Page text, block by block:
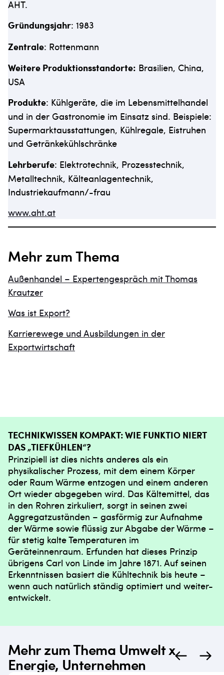
AHT.
Gründungsjahr: 1983
Zentrale: Rottenmann
Weitere Produktionsstandorte: Brasilien, China,
USA
Produkte: Kühlgeräte, die im Lebensmittelhandel
und in der Gastronomie im Einsatz sind. Beispiele:
Supermarktausstattungen, Kühlregale, Eistruhen
und Getränkekühlschränke
Lehrberufe: Elektrotechnik, Prozesstechnik,
Metalltechnik, Kälteanlagentechnik,
Industriekaufmann/-frau
www.aht.at
Mehr zum Thema
Außenhandel – Expertengespräch mit Thomas
Krautzer
Was ist Export?
Karrierewege und Ausbildungen in der
Exportwirtschaft
TECHNIKWISSEN KOMPAKT: WIE FUNKTIO NIERT
DAS „TIEFKÜHLEN“?
Prinzipiell ist dies nichts anderes als ein
physikalischer Prozess, mit dem einem Körper
oder Raum Wärme entzogen und einem anderen
Ort wieder abgegeben wird. Das Kältemittel, das
in den Rohren zirkuliert, sorgt in seinen zwei
Aggregatzuständen – gasförmig zur Aufnahme
der Wärme sowie flüssig zur Abgabe der Wärme –
für stetig kalte Temperaturen im
Geräteinnenraum. Erfunden hat dieses Prinzip
übrigens Carl von Linde im Jahre 1871. Auf seinen
Erkenntnissen basiert die Kühltechnik bis heute –
wenn auch natürlich ständig optimiert und weiter-
entwickelt.
Mehr zum Thema Umwelt x
Energie, Unternehmen